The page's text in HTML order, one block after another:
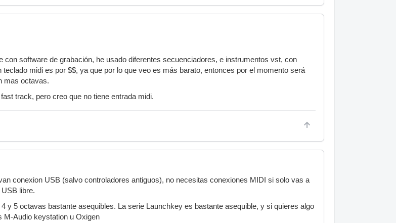
con software de grabación, he usado diferentes secuenciadores, e instrumentos vst, con
midi es por $$, ya que por lo que veo es más barato, entonces por el momento será
mas octavas.
track, pero creo que no tiene entrada midi.
conexion USB (salvo controladores antiguos), no necesitas conexiones MIDI si solo vas a
libre.
y 5 octavas bastante asequibles. La serie Launchkey es bastante asequible, y si quieres algo
M-Audio keystation u Oxigen